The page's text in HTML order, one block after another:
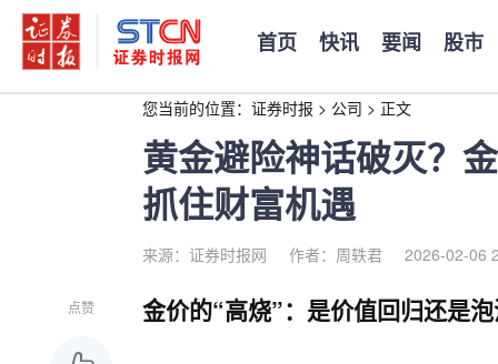
首页 快讯 要闻 股市
您当前的位置： 证券时报 > 公司 > 正文
黄金避险神话破灭？
抓住财富机遇
来源：证券时报网 作者：周轶君 2026-02-06
点赞 金价的“高烧”：是价值回归还是